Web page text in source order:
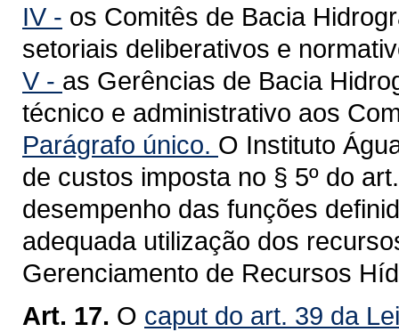
IV - os Comitês de Bacia
setoriais deliberativos e
V - as Gerências de Bacia
técnico e administrativo aos
Parágrafo único. O Instituto
de custos imposta no § 5º do
desempenho das funções
adequada utilização dos
Gerenciamento de Recursos
Art. 17. O caput do art. 39 da